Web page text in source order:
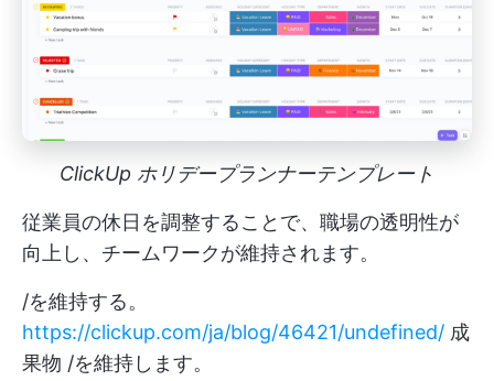
ClickUp ホリデープランナーテンプレート
従業員の休日を調整することで、職場の透明性が
向上し、チームワークが維持されます。
/を維持する。
https://clickup.com/ja/blog/46421/undefined/ 成
果物 /を維持します。